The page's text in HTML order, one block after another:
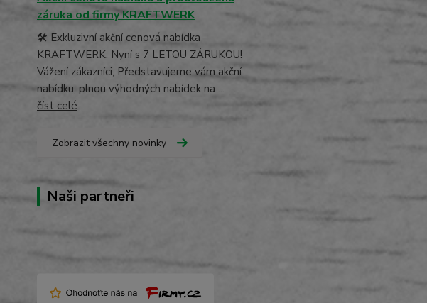
záruka od firmy KRAFTWERK
🛠️ Exkluzivní akční cenová nabídka
KRAFTWERK: Nyní s 7 LETOU ZÁRUKOU!
Vážení zákazníci, Představujeme vám akční
nabídku, plnou výhodných nabídek na ...
číst celé
Zobrazit všechny novinky
Naši partneři